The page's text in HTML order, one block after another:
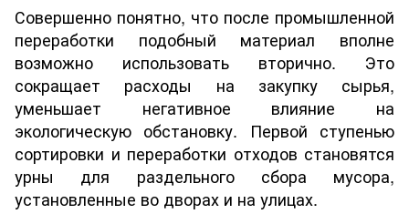
Совершенно понятно, что после промышленной
переработки подобный материал вполне
возможно использовать вторично. Это
сокращает расходы на закупку сырья,
уменьшает негативное влияние на
экологическую обстановку. Первой ступенью
сортировки и переработки отходов становятся
урны для раздельного сбора мусора,
установленные во дворах и на улицах.